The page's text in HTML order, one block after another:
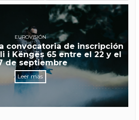
EUROVISIÓN
convocatoria de inscripción
i Këngës 65 entre el 22 y el
de septiembre
Leer más